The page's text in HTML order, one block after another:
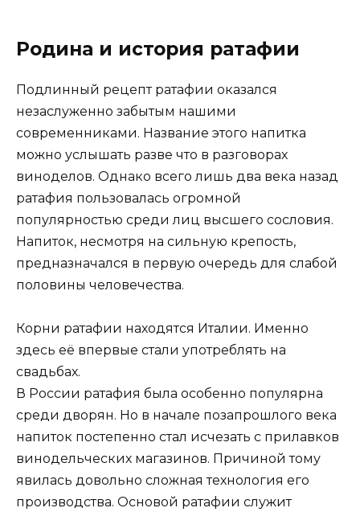
Родина и история ратафии
Подлинный рецепт ратафии оказался
незаслуженно забытым нашими
современниками. Название этого напитка
можно услышать разве что в разговорах
виноделов. Однако всего лишь два века назад
ратафия пользовалась огромной
популярностью среди лиц высшего сословия.
Напиток, несмотря на сильную крепость,
предназначался в первую очередь для слабой
половины человечества.
Корни ратафии находятся Италии. Именно
здесь её впервые стали употреблять на
свадьбах.
В России ратафия была особенно популярна
среди дворян. Но в начале позапрошлого века
напиток постепенно стал исчезать с прилавков
винодельческих магазинов. Причиной тому
явилась довольно сложная технология его
производства. Основой ратафии служит